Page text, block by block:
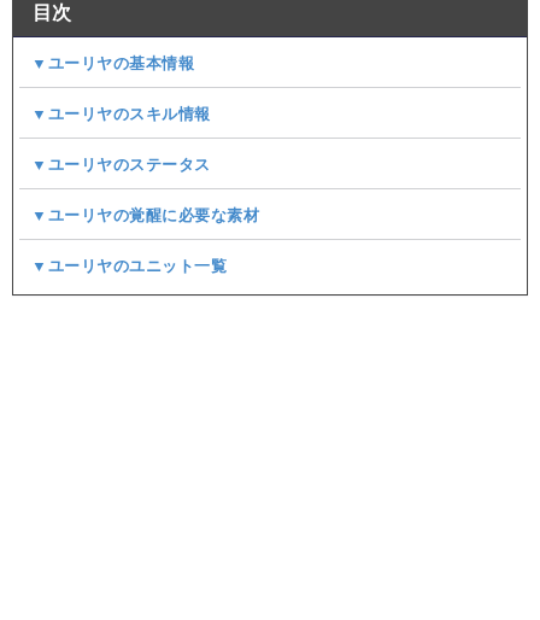
目次
▼ユーリヤの基本情報
▼ユーリヤのスキル情報
▼ユーリヤのステータス​
▼ユーリヤの覚醒に必要な素材
▼ユーリヤのユニット一覧